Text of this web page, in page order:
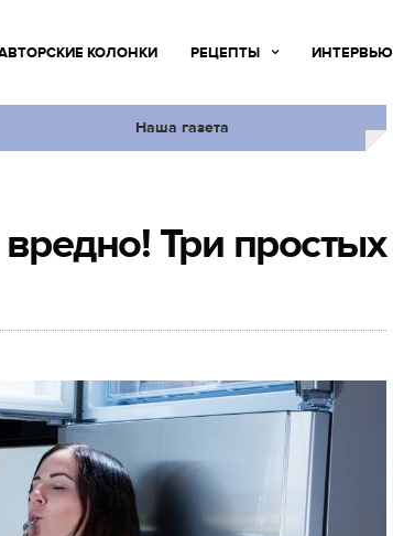
КОЛОНКИ РЕЦЕПТЫ ИНТЕРВЬЮ
Наша газета
Три простых